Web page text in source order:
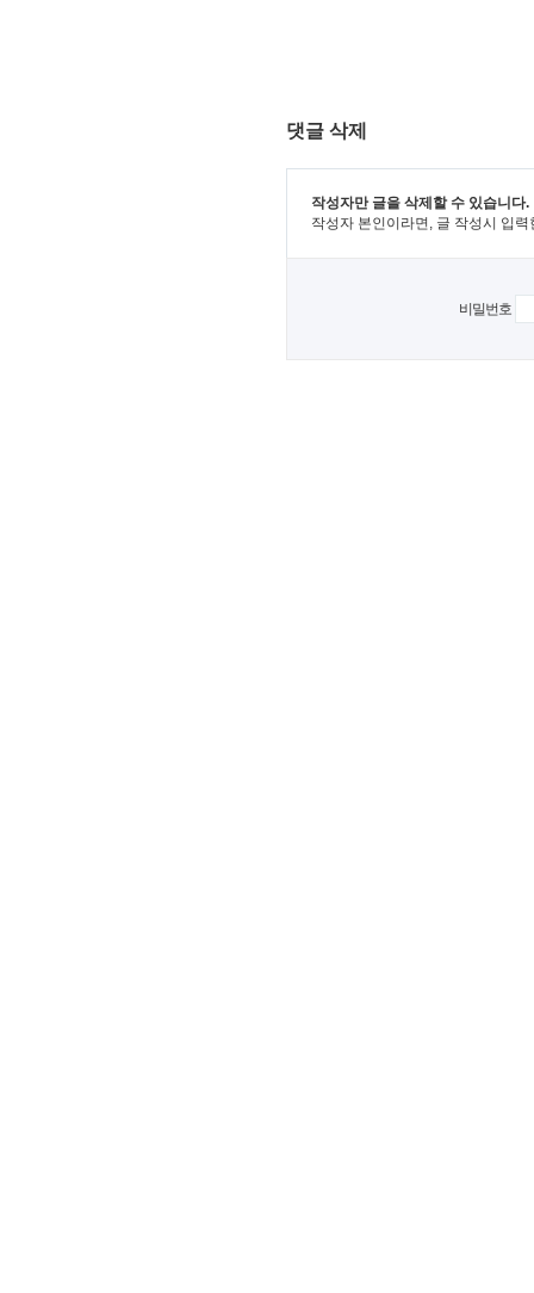
댓글 삭제
작성자만 글을 삭제할 수 있습니다.
작성자 본인이라면, 글 작성시 입
비밀번호